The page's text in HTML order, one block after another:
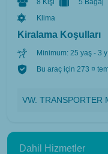
8 Kişi 5 Bagaj
Klima
Kiralama Koşulları
Minimum: 25 yaş - 3
Bu araç için 273 ¤
VW. TRANSPORTER
Dahil Hizmetler